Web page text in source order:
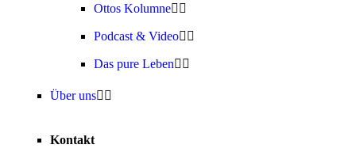
Ottos Kolumne
Podcast & Video
Das pure Leben
Über uns
Kontakt